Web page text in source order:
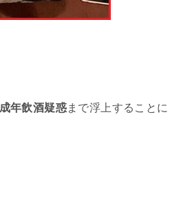
年飲酒疑惑まで浮上することに